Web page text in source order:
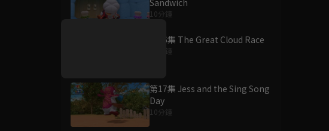
Sandwich
10分鐘
第16集 The Great Cloud Race
10分鐘
第17集 Jess and the Sing Song
Day
10分鐘
升級VIP最優惠！獨家好